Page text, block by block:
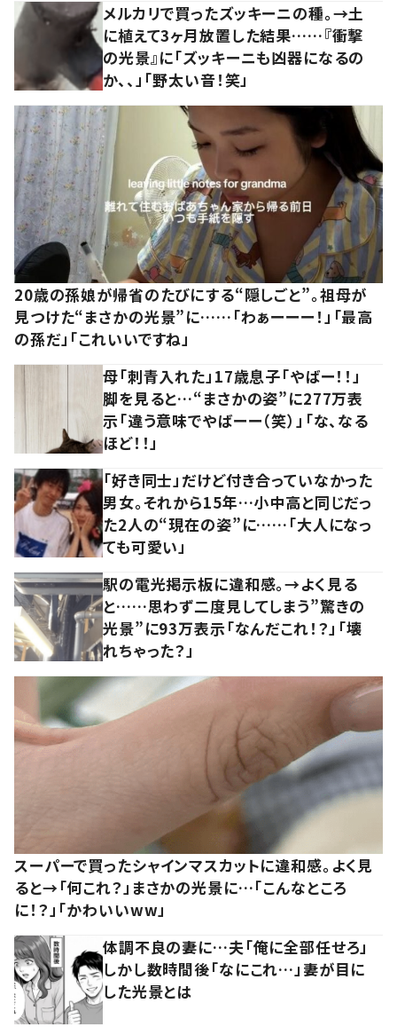
メルカリで買ったズッキーニの種。→土
に植えて3ヶ月放置した結果……『衝撃
の光景』に「ズッキーニも凶器になるの
か、、」「野太い音！笑」
20歳の孫娘が帰省のたびにする“隠しごと”。祖母が
見つけた“まさかの光景”に……「わぁーーー！」「最高
の孫だ」「これいいですね」
母「刺青入れた」17歳息子「やばー！！」
脚を見ると…“まさかの姿”に277万表
示「違う意味でやばーー（笑）」「な、なる
ほど！！」
「好き同士」だけど付き合っていなかった
男女。それから15年…小中高と同じだっ
た2人の“現在の姿”に……「大人になっ
ても可愛い」
駅の電光掲示板に違和感。→よく見る
と……思わず二度見してしまう”驚きの
光景”に93万表示「なんだこれ！？」「壊
れちゃった？」
スーパーで買ったシャインマスカットに違和感。よく見
ると→「何これ？」まさかの光景に…「こんなところ
に！？」「かわいいww」
体調不良の妻に…夫「俺に全部任せろ」
しかし数時間後「なにこれ…」妻が目に
した光景とは